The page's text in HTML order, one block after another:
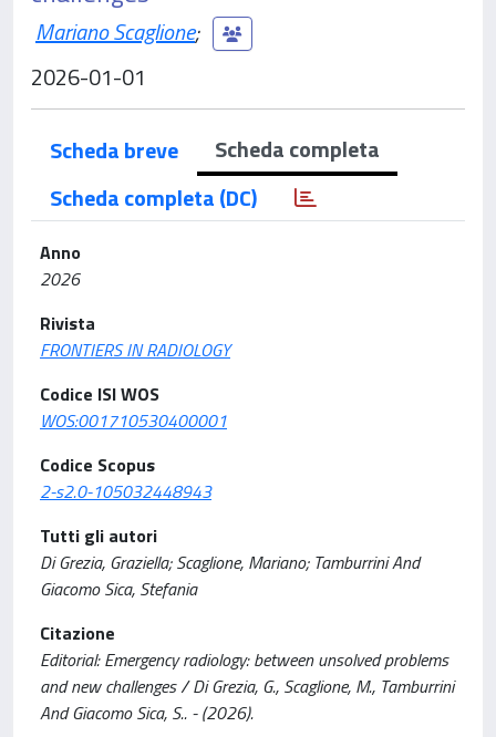
Mariano Scaglione;
2026-01-01
Scheda breve
Scheda completa
Scheda completa (DC)
Anno
2026
Rivista
FRONTIERS IN RADIOLOGY
Codice ISI WOS
WOS:001710530400001
Codice Scopus
2-s2.0-105032448943
Tutti gli autori
Di Grezia, Graziella; Scaglione, Mariano; Tamburrini And
Giacomo Sica, Stefania
Citazione
Editorial: Emergency radiology: between unsolved problems
and new challenges / Di Grezia, G., Scaglione, M., Tamburrini
And Giacomo Sica, S.. - (2026).